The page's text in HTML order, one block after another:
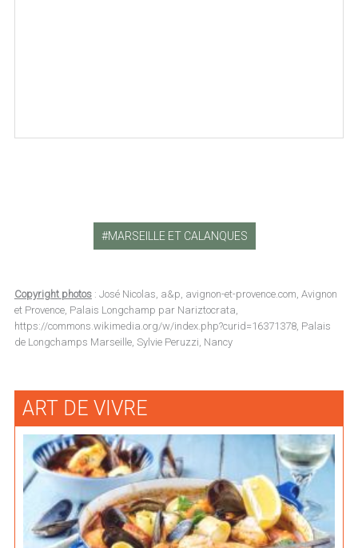
MARSEILLE ET CALANQUES
Copyright photos: José Nicolas, a&p, avignon-et-provence.com, Avignon
et Provence, Palais Longchamp par Nariztocrata,
https://commons.wikimedia.org/w/index.php?curid=16371378, Palais
de Longchamps Marseille, Sylvie Peruzzi, Nancy
ART DE VIVRE